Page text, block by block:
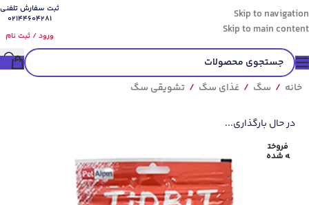
Skip to navigation
Skip to main content
ثبت سفارش تلفنی
02144604281
ورود / ثبت نام
خانه / سگ / غذای سگ / تشویقی سگ
در حال بارگذاری...
فروخت
ه شده